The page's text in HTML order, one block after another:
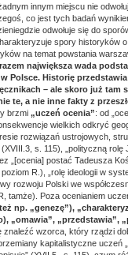
innym miejscu nie
co jest tych badań
odwołuje się do
spory historyków
na temat powstania
największa wada
Polsce. Historię
– ale skoro już
te, a nie inne fakty z
brzmi „uczeń ocenia”: od
wielkich odkryć
rozwiązań ustrojowych,
s. 115), „polityczną
„[ocenia] postać Tadeusza
R.), „rolę ideologii w
rozwoju Polski we
tamże). Poza ocenianiem
np. „genezę”),
„omawia”, „przedstawia”,
znaleźć wzorca, który rządzi
kapitalistyczne uczeń